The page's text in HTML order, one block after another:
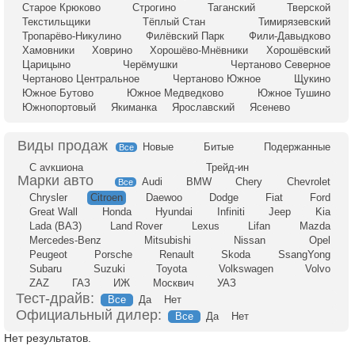
Старое Крюково
Строгино Таганский
Тверской
Текстильщики
Тёплый Стан
Тимирязевский
Тропарёво-Никулино
Филёвский Парк
Фили-Давыдково
Хамовники
Ховрино Хорошёво-Мнёвники
Хорошёвский
Царицыно
Черёмушки
Чертаново Северное
Чертаново Центральное
Чертаново Южное
Щукино
Южное Бутово
Южное Медведково
Южное Тушино
Южнопортовый
Якиманка Ярославский Ясенево
Все Новые Битые
Подержанные
С аукциона
Трейд-ин
Все Audi BMW Chery
Chevrolet
Chrysler
Citroen Daewoo Dodge Fiat
Ford
Great Wall
Honda Hyundai Infiniti Jeep
Kia
Lada (ВАЗ)
Land Rover Lexus Lifan
Mazda
Mercedes-Benz
Mitsubishi Nissan
Opel
Peugeot
Porsche Renault Skoda
SsangYong
Subaru
Suzuki Toyota Volkswagen
Volvo
ZAZ
ГАЗ ИЖ Москвич УАЗ
Тест-драйв: Все Да Нет
Официальный дилер: Все Да Нет
Нет результатов.